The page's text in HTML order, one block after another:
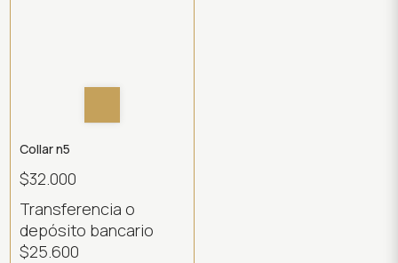
Collar n5
$32.000
Transferencia o
depósito bancario
$25.600